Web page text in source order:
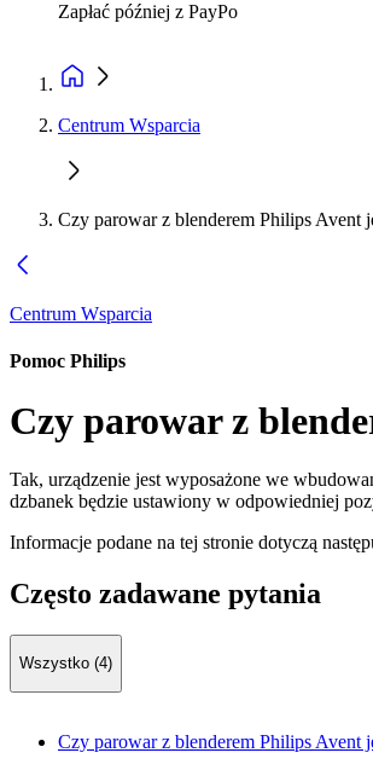
Zapłać później z PayPo
Centrum Wsparcia
Czy parowar z blenderem Philips Avent
Centrum Wsparcia
Pomoc Philips
Czy parowar z
Tak, urządzenie jest wyposażone we
dzbanek będzie ustawiony w odpowiedniej
Informacje podane na tej stronie dotyczą
Często zadawane pytania
Wszystko (4)
Czy parowar z blenderem Philips Avent